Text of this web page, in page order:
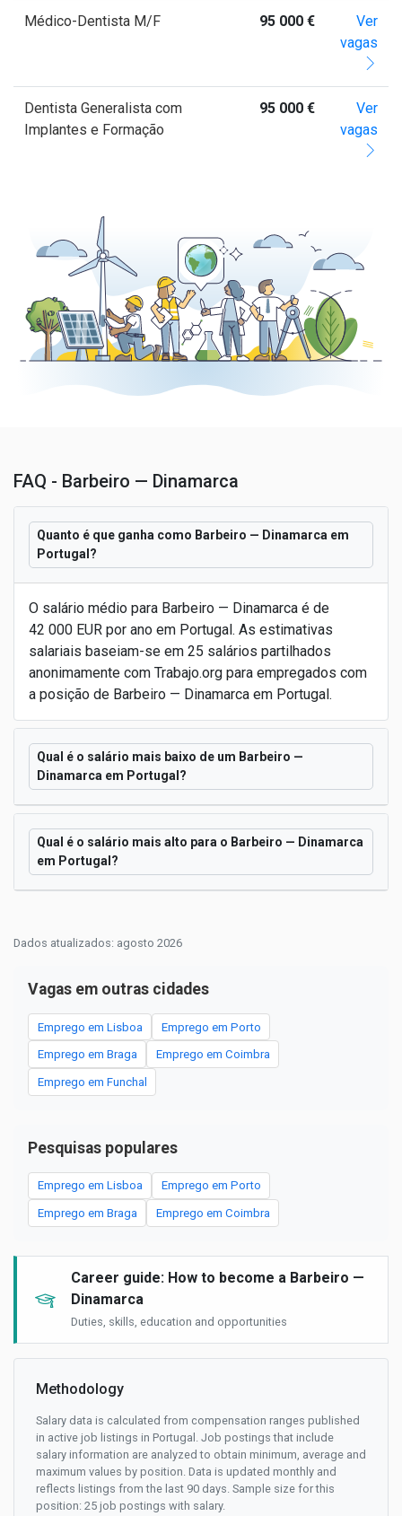
Médico-Dentista M/F 95 000 €
Ver
vagas
Dentista Generalista com
Implantes e Formação
95 000 €
Ver
vagas
FAQ - Barbeiro — Dinamarca
Quanto é que ganha como Barbeiro — Dinamarca em
Portugal?
O salário médio para Barbeiro — Dinamarca é de
42 000 EUR por ano em Portugal. As estimativas
salariais baseiam-se em 25 salários partilhados
anonimamente com Trabajo.org para empregados com
a posição de Barbeiro — Dinamarca em Portugal.
Qual é o salário mais baixo de um Barbeiro —
Dinamarca em Portugal?
Qual é o salário mais alto para o Barbeiro — Dinamarca
em Portugal?
Dados atualizados: agosto 2026
Vagas em outras cidades
Emprego em Lisboa Emprego em Porto
Emprego em Braga Emprego em Coimbra
Emprego em Funchal
Pesquisas populares
Emprego em Lisboa Emprego em Porto
Emprego em Braga Emprego em Coimbra
Career guide: How to become a Barbeiro —
Dinamarca
Duties, skills, education and opportunities
Methodology
Salary data is calculated from compensation ranges published
in active job listings in Portugal. Job postings that include
salary information are analyzed to obtain minimum, average and
maximum values by position. Data is updated monthly and
reflects listings from the last 90 days. Sample size for this
position: 25 job postings with salary.